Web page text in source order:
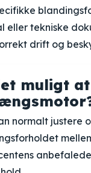
eller tekniske
drift og
muligt
normalt justere